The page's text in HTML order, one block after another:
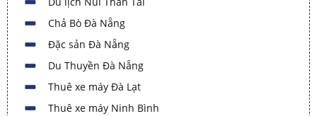
Chả Bò Đà Nẵng
Đặc sản Đà Nẵng
Du Thuyền Đà Nẵng
Thuê xe máy Đà Lạt
Thuê xe máy Ninh Bình